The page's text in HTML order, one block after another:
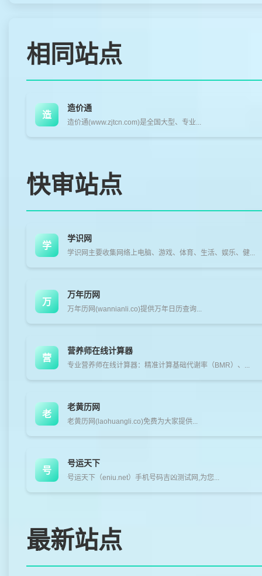
相同站点
造
造价通
造价通(www.zjtcn.com)是全国大型、专业...
快审站点
学
学识网
学识网主要收集网络上电脑、游戏、体育、生活、娱乐、健...
万
万年历网
万年历网(wannianli.co)提供万年日历查询...
营
营养师在线计算器
专业营养师在线计算器：精准计算基础代谢率（BMR）、...
老
老黄历网
老黄历网(laohuangli.co)免费为大家提供...
号
号运天下
号运天下（eniu.net）手机号码吉凶测试网,为您...
最新站点